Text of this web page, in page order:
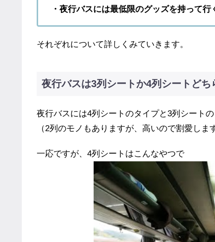
・夜行バスには最低限のグッズを持って行
それぞれについて詳しくみていきます。
夜行バスは3列シートか4列シートどち
夜行バスには4列シートのタイプと3列シートの
（2列のモノもありますが、高いので割愛しま
一応ですが、4列シートはこんなやつで